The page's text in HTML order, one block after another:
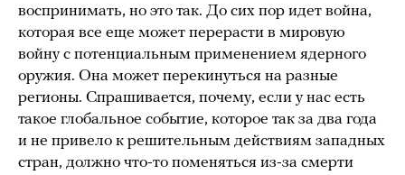
воспринимать, но это так. До сих пор идет война,
которая все еще может перерасти в мировую
войну с потенциальным применением ядерного
оружия. Она может перекинуться на разные
регионы. Спрашивается, почему, если у нас есть
такое глобальное событие, которое так за два года
и не привело к решительным действиям западных
стран, должно что-то поменяться из-за смерти